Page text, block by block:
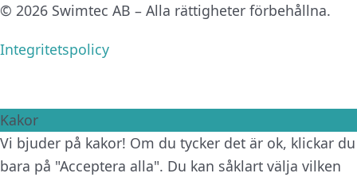
© 2026 Swimtec AB – Alla rättigheter förbehållna.
Integritetspolicy
Kakor
Vi bjuder på kakor! Om du tycker det är ok, klickar du
bara på "Acceptera alla". Du kan såklart välja vilken